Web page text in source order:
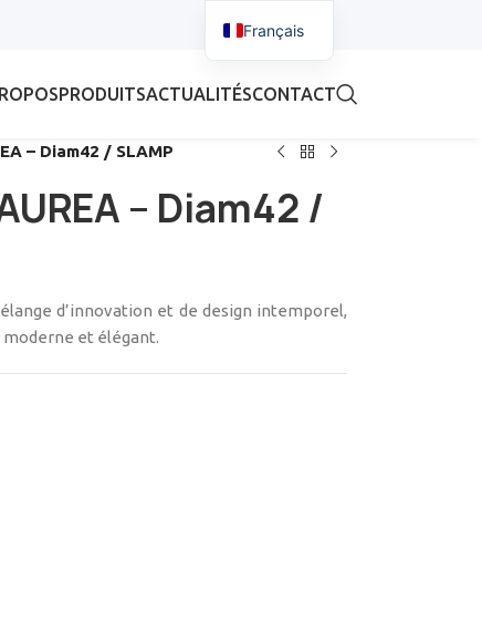
PRODUITSACTUALITÉSCONTACT
– Diam42 / SLAMP
– Diam42 /
d’innovation et de design intemporel,
moderne et élégant.
Français